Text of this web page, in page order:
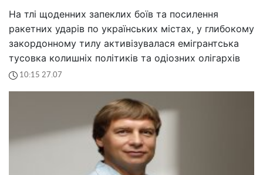
На тлі щоденних запеклих боїв та посилення
ракетних ударів по українських містах, у глибокому
закордонному тилу активізувалася емігрантська
тусовка колишніх політиків та одіозних олігархів
10:15 27.07